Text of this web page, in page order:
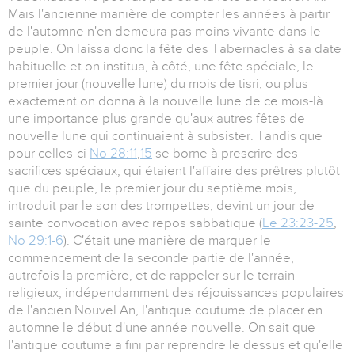
Mais l'ancienne manière de compter les années à partir
de l'automne n'en demeura pas moins vivante dans le
peuple. On laissa donc la fête des Tabernacles à sa date
habituelle et on institua, à côté, une fête spéciale, le
premier jour (nouvelle lune) du mois de tisri, ou plus
exactement on donna à la nouvelle lune de ce mois-là
une importance plus grande qu'aux autres fêtes de
nouvelle lune qui continuaient à subsister. Tandis que
pour celles-ci No 28:11,15 se borne à prescrire des
sacrifices spéciaux, qui étaient l'affaire des prêtres plutôt
que du peuple, le premier jour du septième mois,
introduit par le son des trompettes, devint un jour de
sainte convocation avec repos sabbatique (Le 23:23-25,
No 29:1-6). C'était une manière de marquer le
commencement de la seconde partie de l'année,
autrefois la première, et de rappeler sur le terrain
religieux, indépendamment des réjouissances populaires
de l'ancien Nouvel An, l'antique coutume de placer en
automne le début d'une année nouvelle. On sait que
l'antique coutume a fini par reprendre le dessus et qu'elle